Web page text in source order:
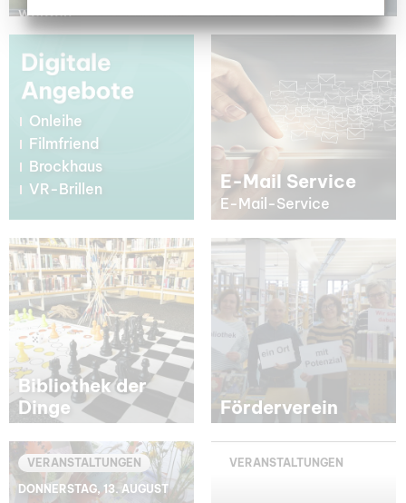
werden.
Onleihe
Filmfriend
Brockhaus
VR-Brillen
E-Mail Service
E-Mail-Service
Bibliothek der
Dinge
Förderverein
VERANSTALTUNGEN
DONNERSTAG, 13. AUGUST
VERANSTALTUNGEN